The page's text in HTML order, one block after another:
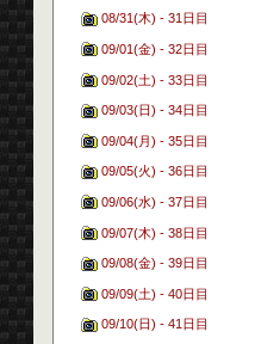
08/31(木) - 31日目
09/01(金) - 32日目
09/02(土) - 33日目
09/03(日) - 34日目
09/04(月) - 35日目
09/05(火) - 36日目
09/06(水) - 37日目
09/07(木) - 38日目
09/08(金) - 39日目
09/09(土) - 40日目
09/10(日) - 41日目